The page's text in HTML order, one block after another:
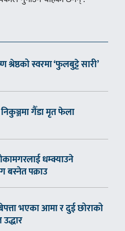
स्वरमा ‘फुलबुट्टे सारी’
गैँडा मृत फेला
धम्क्याउने
बस्नेत पक्राउ
भएका आमा र दुई छोराको